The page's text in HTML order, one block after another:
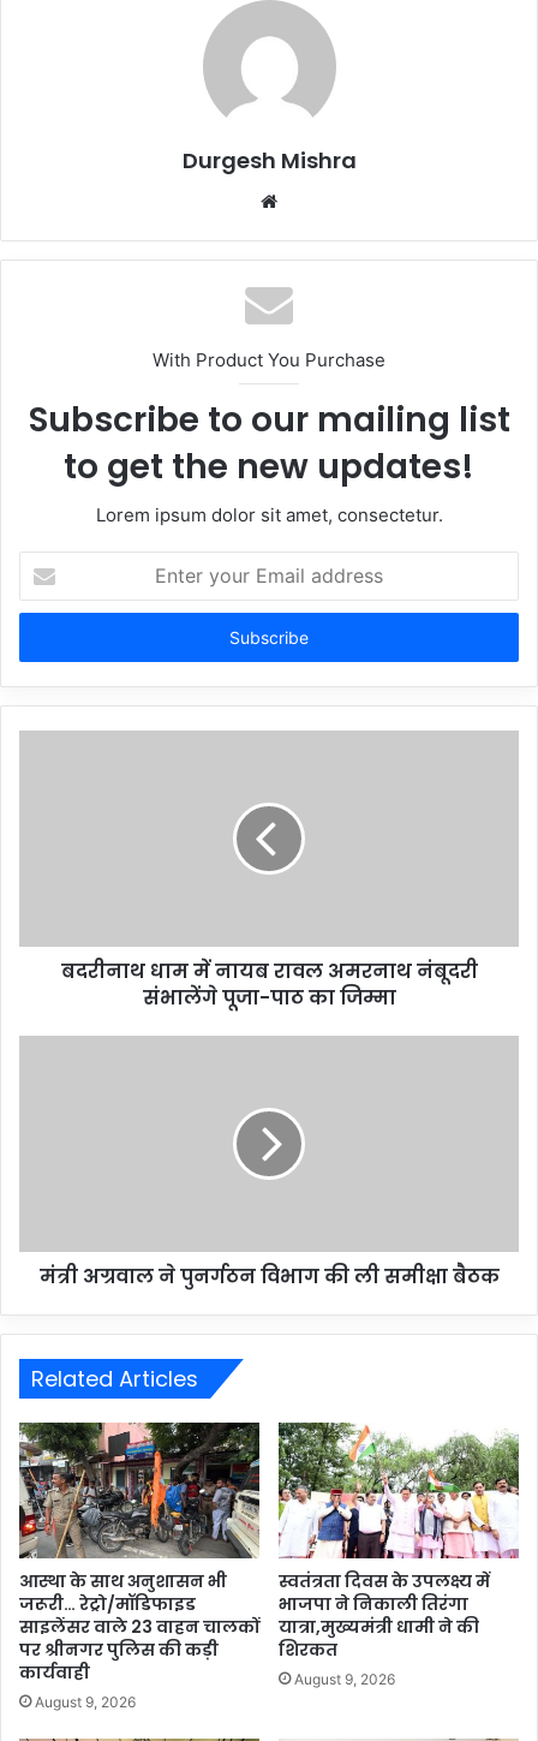
Durgesh Mishra
Website
With Product You Purchase
Subscribe to our mailing list
to get the new updates!
Lorem ipsum dolor sit amet, consectetur.
Enter
your
Email
बदरीनाथ धाम में नायब रावल अमरनाथ नंबूदरी
संभालेंगे पूजा-पाठ का जिम्मा
मंत्री अग्रवाल ने पुनर्गठन विभाग की ली समीक्षा बैठक
Related Articles
आस्था के साथ अनुशासन भी
जरूरी… रेट्रो/मॉडिफाइड
साइलेंसर वाले 23 वाहन चालकों
पर श्रीनगर पुलिस की कड़ी
कार्यवाही
August 9, 2026
स्वतंत्रता दिवस के उपलक्ष्य में
भाजपा ने निकाली तिरंगा
यात्रा,मुख्यमंत्री धामी ने की
शिरकत
August 9, 2026